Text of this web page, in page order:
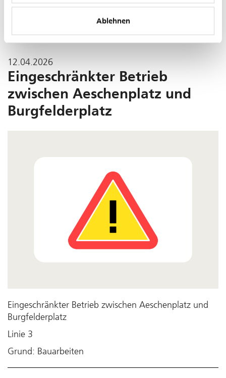
Ablehnen
Linien 10, 11
12.04.2026
Eingeschränkter Betrieb
zwischen Aeschenplatz und
Burgfelderplatz
Eingeschränkter Betrieb zwischen Aeschenplatz und
Burgfelderplatz
Linie 3
Grund: Bauarbeiten